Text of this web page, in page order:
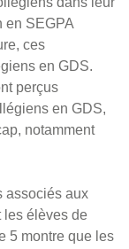
en SEGPA
ces
en GDS.
perçus
en GDS,
notamment
associés aux
les élèves de
5 montre que les